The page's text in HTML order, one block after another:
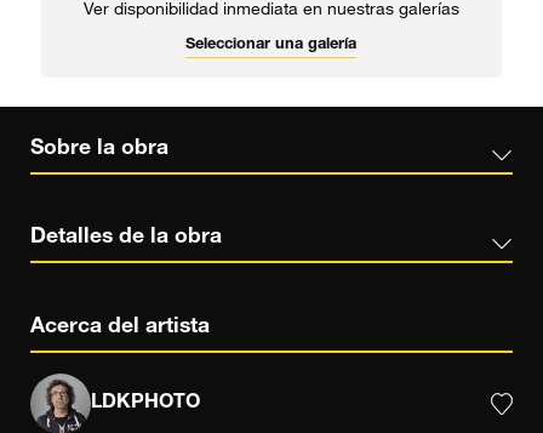
Ver disponibilidad inmediata en nuestras galerías
Seleccionar una galería
Sobre la obra
Detalles de la obra
Acerca del artista
LDKPHOTO